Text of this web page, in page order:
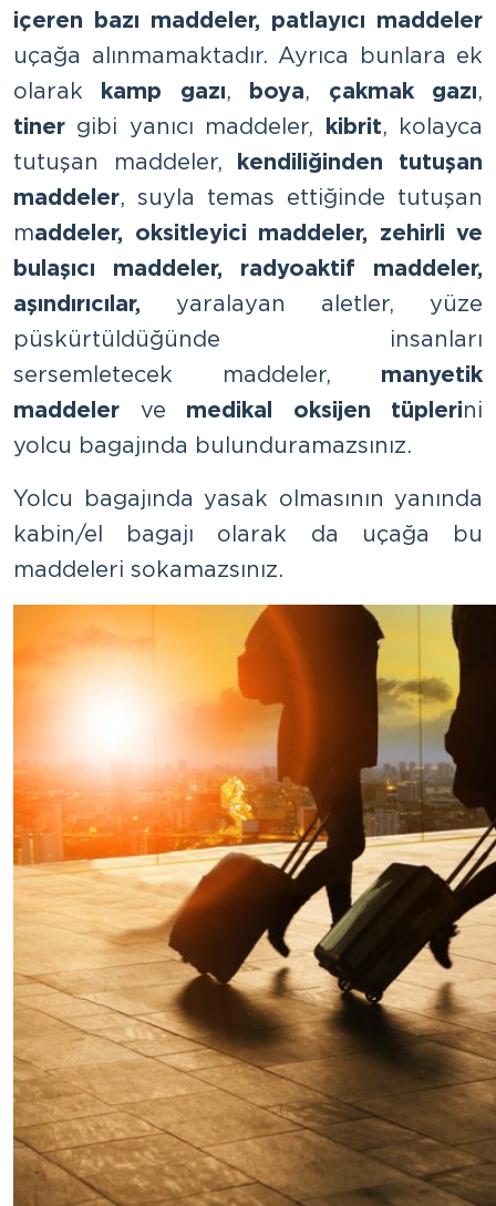
içeren bazı maddeler, patlayıcı maddeler
uçağa alınmamaktadır. Ayrıca bunlara ek
olarak kamp gazı, boya, çakmak gazı,
tiner gibi yanıcı maddeler, kibrit, kolayca
tutuşan maddeler, kendiliğinden tutuşan
maddeler, suyla temas ettiğinde tutuşan
maddeler, oksitleyici maddeler, zehirli ve
bulaşıcı maddeler, radyoaktif maddeler,
aşındırıcılar, yaralayan aletler, yüze
püskürtüldüğünde insanları
sersemletecek maddeler, manyetik
maddeler ve medikal oksijen tüplerini
yolcu bagajında bulunduramazsınız.
Yolcu bagajında yasak olmasının yanında
kabin/el bagajı olarak da uçağa bu
maddeleri sokamazsınız.